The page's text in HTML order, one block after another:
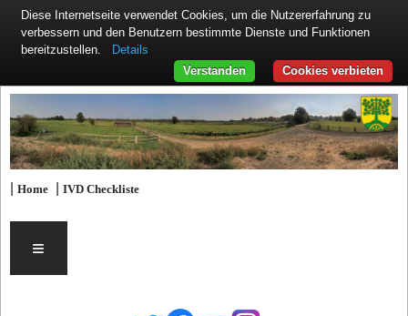
|Home |IVD Checkliste
≡
Diese Internetseite verwendet Cookies, um die Nutzererfahrung zu
verbessern und den Benutzern bestimmte Dienste und Funktionen
bereitzustellen.
Details
Cookies verbieten
Verstanden